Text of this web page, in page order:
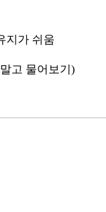
지가 쉬움
고 물어보기)